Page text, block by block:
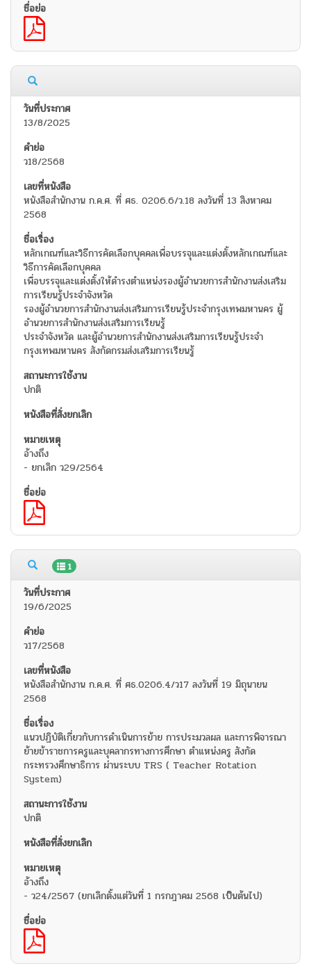
13/8/2025
ว18/2568
หนังสือสำนักงาน ก.ค.ศ. ที่ ศธ. 0206.6/ว.18 ลงวันที่ 13 สิงหาคม
2568
หลักเกณฑ์และวิธีการคัดเลือกบุคคลเพื่อบรรจุและแต่งตั้งหลักเกณฑ์และ
วิธีการคัดเลือกบุคคล
เพื่อบรรจุและแต่งตั้งให้ดำรงตำแหน่งรองผู้อำนวยการสำนักงานส่งเสริม
การเรียนรู้ประจำจังหวัด
รองผู้อำนวยการสำนักงานส่งเสริมการเรียนรู้ประจำกรุงเทพมหานคร ผู้
อำนวยการสำนักงานส่งเสริมการเรียนรู้
ประจำจังหวัด และผู้อำนวยการสำนักงานส่งเสริมการเรียนรู้ประจำ
กรุงเทพมหานคร สังกัดกรมส่งเสริมการเรียนรู้
ปกติ
อ้างถึง
- ยกเลิก ว29/2564
1
19/6/2025
ว17/2568
หนังสือสำนักงาน ก.ค.ศ. ที่ ศธ.0206.4/ว17 ลงวันที่ 19 มิถุนายน
2568
แนวปฏิบัติเกี่ยวกับการดำเนินการย้าย การประมวลผล และการพิจารณา
ย้ายข้าราชการครูและบุคลากรทางการศึกษา ตำแหน่งครู สังกัด
กระทรวงศึกษาธิการ ผ่านระบบ TRS ( Teacher Rotation
System)
ปกติ
อ้างถึง
- ว24/2567 (ยกเลิกตั้งแต่วันที่ 1 กรกฎาคม 2568 เป็นต้นไป)